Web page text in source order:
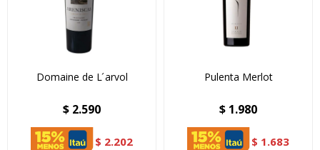
Domaine de L ́arvol
$ 2.590
$ 2.202
Pulenta Merlot
$ 1.980
$ 1.683